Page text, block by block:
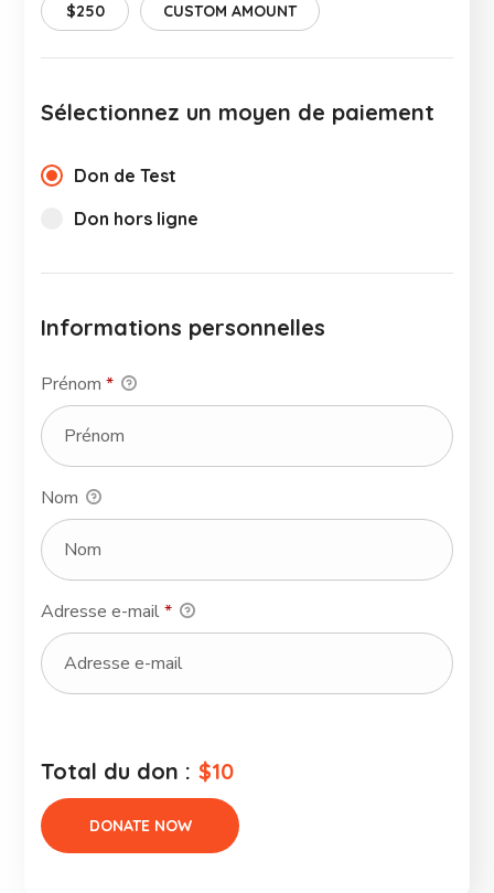
$250 CUSTOM AMOUNT
Sélectionnez un moyen de paiement
Don de Test
Don hors ligne
Informations personnelles
Prénom*
Nom
Adresse e-mail*
Total du don : $10